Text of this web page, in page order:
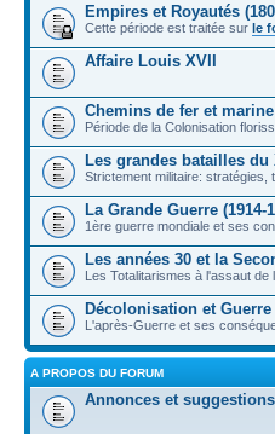
Empires et Royautés
Cette période est traitée sur le
Affaire Louis XVII
Chemins de fer et marine
Période de la Colonisation
Les grandes batailles du
Strictement militaire:
La Grande Guerre (1914-
1ère guerre mondiale et ses
Les années 30 et la
Les Totalitarismes à l'assaut de
Décolonisation et Guerre
L'après-Guerre et ses
A PROPOS DU FORUM
Annonces et suggestions